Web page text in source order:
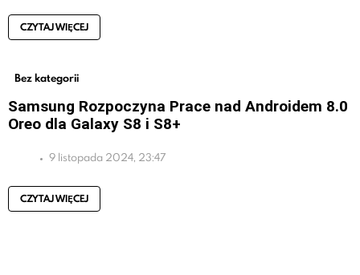
CZYTAJ WIĘCEJ
Bez kategorii
Samsung Rozpoczyna Prace nad Androidem 8.0
Oreo dla Galaxy S8 i S8+
9 listopada 2024, 23:47
CZYTAJ WIĘCEJ